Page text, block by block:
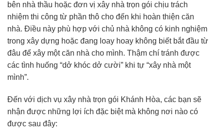
bên nhà thầu hoặc đơn vị xây nhà trọn gói chịu trách
nhiệm thi công từ phần thô cho đến khi hoàn thiện căn
nhà. Điều này phù hợp với chủ nhà không có kinh nghiệm
trong xây dựng hoặc đang loay hoay không biết bắt đầu từ
đâu để xây một căn nhà cho mình. Thậm chí tránh được
các tình huống “dở khóc dở cười” khi tự “xây nhà một
mình”.
Đến với dịch vụ xây nhà trọn gói Khánh Hòa, các bạn sẽ
nhận được những lợi ích đặc biệt mà không nơi nào có
được sau đây: